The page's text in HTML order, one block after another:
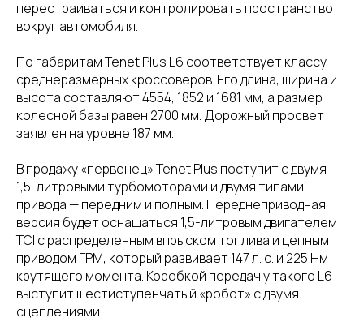
перестраиваться и контролировать пространство
вокруг автомобиля.
По габаритам Tenet Plus L6 соответствует классу
среднеразмерных кроссоверов. Его длина, ширина и
высота составляют 4554, 1852 и 1681 мм, а размер
колесной базы равен 2700 мм. Дорожный просвет
заявлен на уровне 187 мм.
В продажу «первенец» Tenet Plus поступит с двумя
1,5-литровыми турбомоторами и двумя типами
привода — передним и полным. Переднеприводная
версия будет оснащаться 1,5-литровым двигателем
TCI с распределенным впрыском топлива и цепным
приводом ГРМ, который развивает 147 л. с. и 225 Нм
крутящего момента. Коробкой передач у такого L6
выступит шестиступенчатый «робот» с двумя
сцеплениями.